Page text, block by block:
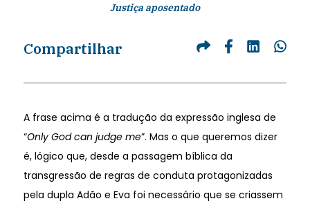
Justiça aposentado
Compartilhar
A frase acima é a tradução da expressão inglesa de
“Only God can judge me”. Mas o que queremos dizer
é, lógico que, desde a passagem bíblica da
transgressão de regras de conduta protagonizadas
pela dupla Adão e Eva foi necessário que se criassem